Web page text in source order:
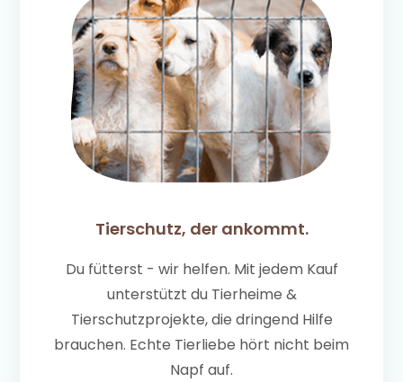
Tierschutz, der ankommt.
Du fütterst - wir helfen. Mit jedem Kauf
unterstützt du Tierheime &
Tierschutzprojekte, die dringend Hilfe
brauchen. Echte Tierliebe hört nicht beim
Napf auf.